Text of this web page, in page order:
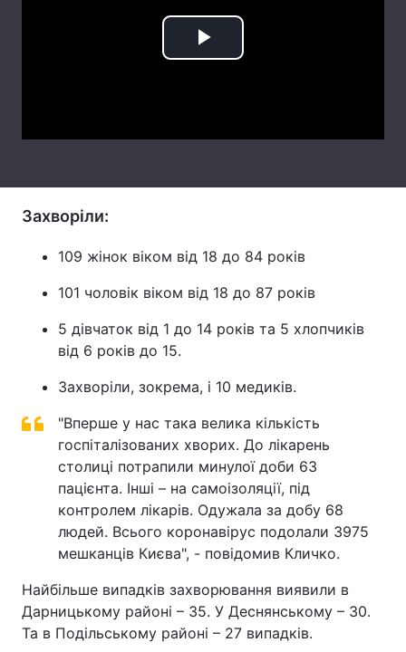
Тема оформлення
Play
Захворіли:
109 жінок віком від 18 до 84 років
101 чоловік віком від 18 до 87 рокiв
5 дівчаток від 1 до 14 років та 5 хлопчиків
від 6 років до 15.
Захворіли, зокрема, і 10 медиків.
"Вперше у нас така велика кількість
госпіталізованих хворих. До лікарень
столиці потрапили минулої доби 63
пацієнта. Інші – на самоізоляції, під
контролем лікарів. Одужала за добу 68
людей. Всього коронавірус подолали 3975
мешканців Києва", - повідомив Кличко.
Найбільше випадків захворювання виявили в
Дарницькому районі – 35. У Деснянському – 30.
Та в Подільському районі – 27 випадків.